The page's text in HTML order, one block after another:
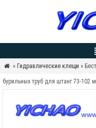
 » Гидравлические клещи »
бурильных труб для штанг 73-102